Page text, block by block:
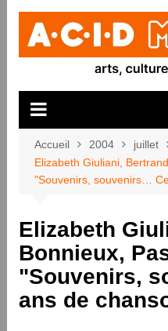
Aller
contenu
Accueil 2004
juillet
Elizabeth Giuliani,
"Souvenirs, souvenirs…
Elizabeth
Bonnieux,
"Souvenirs,
ans de